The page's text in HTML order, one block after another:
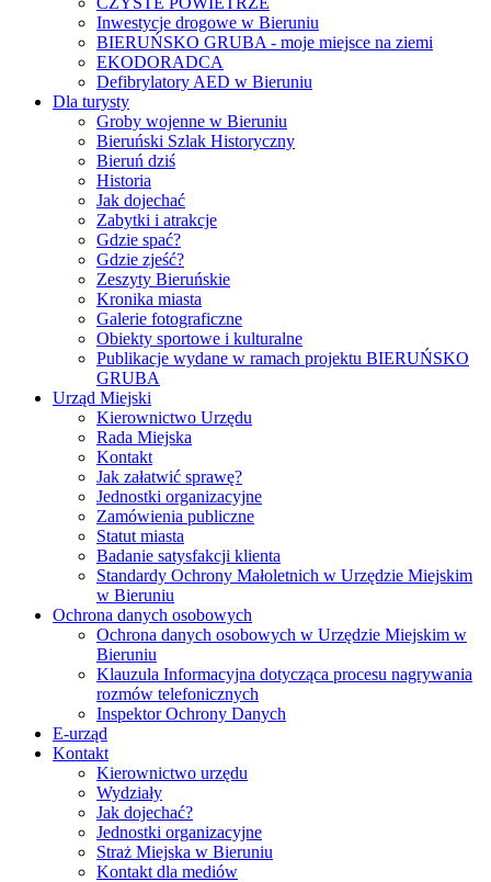
Inwestycje drogowe w Bieruniu
BIERUŃSKO GRUBA - moje miejsce na ziemi
EKODORADCA
Defibrylatory AED w Bieruniu
Dla turysty
Groby wojenne w Bieruniu
Bieruński Szlak Historyczny
Bieruń dziś
Historia
Jak dojechać
Zabytki i atrakcje
Gdzie spać?
Gdzie zjeść?
Zeszyty Bieruńskie
Kronika miasta
Galerie fotograficzne
Obiekty sportowe i kulturalne
Publikacje wydane w ramach projektu BIERUŃSKO
GRUBA
Urząd Miejski
Kierownictwo Urzędu
Rada Miejska
Kontakt
Jak załatwić sprawę?
Jednostki organizacyjne
Zamówienia publiczne
Statut miasta
Badanie satysfakcji klienta
Standardy Ochrony Małoletnich w Urzędzie Miejskim
w Bieruniu
Ochrona danych osobowych
Ochrona danych osobowych w Urzędzie Miejskim w
Bieruniu
Klauzula Informacyjna dotycząca procesu nagrywania
rozmów telefonicznych
Inspektor Ochrony Danych
E-urząd
Kontakt
Kierownictwo urzędu
Wydziały
Jak dojechać?
Jednostki organizacyjne
Straż Miejska w Bieruniu
Kontakt dla mediów